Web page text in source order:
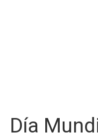
Día